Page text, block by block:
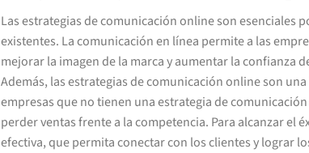
Las estrategias de comunicación online son esenciales
existentes. La comunicación en línea permite a las
mejorar la imagen de la marca y aumentar la confianza
Además, las estrategias de comunicación online son
empresas que no tienen una estrategia de
perder ventas frente a la competencia. Para alcanzar el
efectiva, que permita conectar con los clientes y lograr